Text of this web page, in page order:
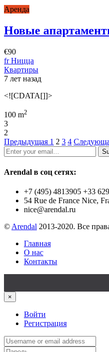
Аренда
Новые
€90
fr Ницца
Квартиры
7 лет назад
<![CDATA[]]>
100 m2
3
2
Предыдущая 1 2 3 4
Arendal в соц сетях:
+7 (495) 4813905 +33
54 Rue de France Nice,
nice@arendal.ru
© Arendal 2013-2020. Все
Главная
О нас
Контакты
×
Войти
Регистрация